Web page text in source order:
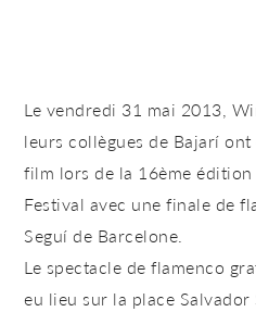
Le vendredi 31 mai 2013,
leurs collègues de Bajarí
film lors de la 16ème
Festival avec une finale de
Seguí de Barcelone.
Le spectacle de flamenco
eu lieu sur la place Salvador